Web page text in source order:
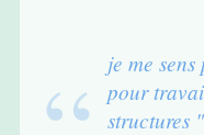
je me
pour
structures